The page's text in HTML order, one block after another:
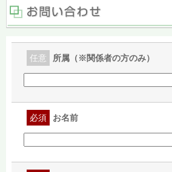
ご利用案内
事業所一覧
会社概要
任意 所属（※関係者の方のみ）
必須 お名前